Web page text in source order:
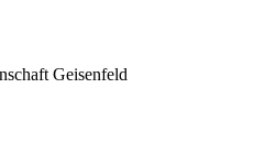
Geisenfeld